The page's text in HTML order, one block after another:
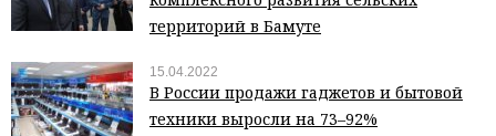
территорий в Бамуте
15.04.2022
В России продажи гаджетов и бытовой
техники выросли на 73–92%